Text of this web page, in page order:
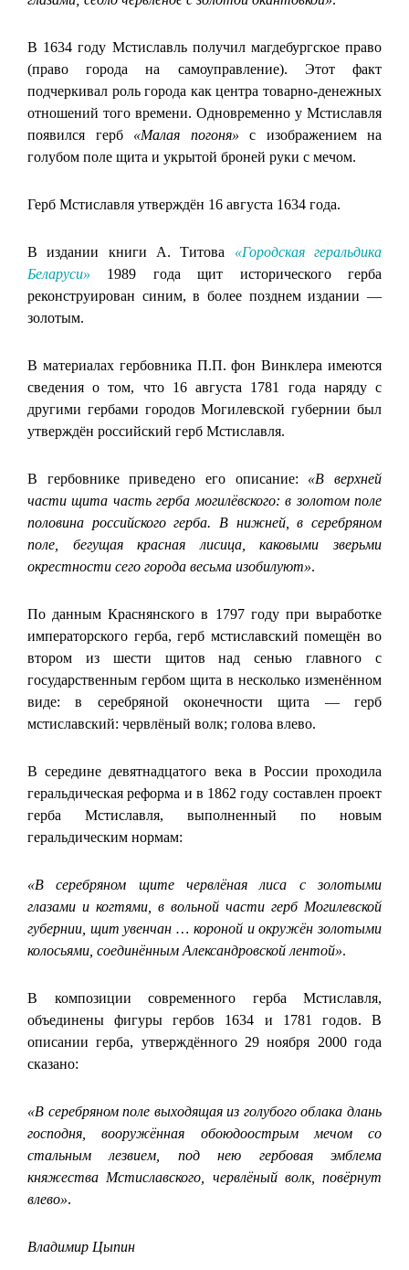
В 1634 году Мстиславль получил магдебургское право
(право города на самоуправление). Этот факт
подчеркивал роль города как центра товарно-денежных
отношений того времени. Одновременно у Мстиславля
появился герб «Малая погоня» с изображением на
голубом поле щита и укрытой броней руки с мечом.
Герб Мстиславля утверждён 16 августа 1634 года.
В издании книги А. Титова «Городская геральдика
Беларуси» 1989 года щит исторического герба
реконструирован синим, в более позднем издании —
золотым.
В материалах гербовника П.П. фон Винклера имеются
сведения о том, что 16 августа 1781 года наряду с
другими гербами городов Могилевской губернии был
утверждён российский герб Мстиславля.
В гербовнике приведено его описание: «В верхней
части щита часть герба могилёвского: в золотом поле
половина российского герба. В нижней, в серебряном
поле, бегущая красная лисица, каковыми зверьми
окрестности сего города весьма изобилуют».
По данным Краснянского в 1797 году при выработке
императорского герба, герб мстиславский помещён во
втором из шести щитов над сенью главного с
государственным гербом щита в несколько изменённом
виде: в серебряной оконечности щита — герб
мстиславский: червлёный волк; голова влево.
В середине девятнадцатого века в России проходила
геральдическая реформа и в 1862 году составлен проект
герба Мстиславля, выполненный по новым
геральдическим нормам:
«В серебряном щите червлёная лиса с золотыми
глазами и когтями, в вольной части герб Могилевской
губернии, щит увенчан … короной и окружён золотыми
колосьями, соединённым Александровской лентой».
В композиции современного герба Мстиславля,
объединены фигуры гербов 1634 и 1781 годов. В
описании герба, утверждённого 29 ноября 2000 года
сказано:
«В серебряном поле выходящая из голубого облака длань
господня, вооружённая обоюдоострым мечом со
стальным лезвием, под нею гербовая эмблема
княжества Мстиславского, червлёный волк, повёрнут
влево».
Владимир Цыпин